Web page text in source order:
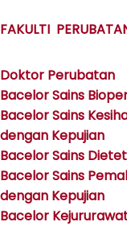
FAKULTI
Doktor Perubatan
Bacelor Sains
Bacelor Sains
dengan Kepujian
Bacelor Sains
Bacelor Sains
dengan Kepujian
Bacelor